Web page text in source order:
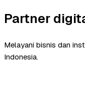
Partner
Melayani bisnis dan
Indonesia.